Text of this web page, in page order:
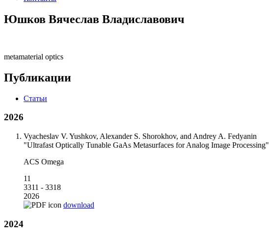
Юшков Вячеслав Владиславович
metamaterial optics
Публикации
Статьи
2026
Vyacheslav V. Yushkov, Alexander S. Shorokhov, and Andrey A. Fedyanin
"Ultrafast Optically Tunable GaAs Metasurfaces for Analog Image Processing"
ACS Omega
11
3311 - 3318
2026
download
2024